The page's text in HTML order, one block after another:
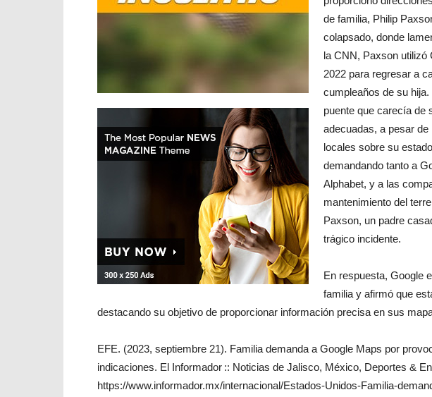
de familia, Philip
colapsado, donde
la CNN, Paxson utilizó
2022 para regresar a
cumpleaños de su
puente que carecía de
adecuadas, a pesar
locales sobre su
demandando tanto a
Alphabet, y a las
mantenimiento del
Paxson, un padre
trágico incidente.
En respuesta, Google
familia y afirmó que
destacando su objetivo de proporcionar información precisa en sus
EFE. (2023, septiembre 21). Familia demanda a Google Maps por
indicaciones. El Informador :: Noticias de Jalisco, México, Deportes &
https://www.informador.mx/internacional/Estados-Unidos-Familia-